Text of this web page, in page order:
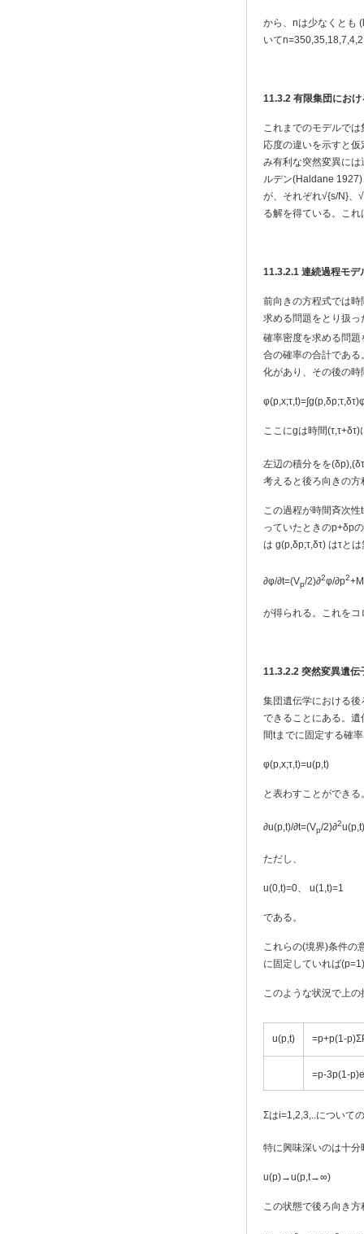
から、nは少なくとも
いて
11.3.2 有限集団にお
これまでのモデルで
応度の違いを示すと
み有利な突然変異に
ルデン(Haldane
が、それぞれ√{s/N}、
る解を得ている。こ
11.3.2.1 連続過程モデ
前向きの方程式では
求める問題をとり扱
確率密度を求める問
合の確率の合計であ
化があり、その後の
ここにgは時間
左辺の積分をを
考えると後ろ向きの
この過程が時間斉次
っていたときのp+δp
は g(p,δp;τ,δτ) はτと
∂φ/∂t=(Vp/2)∂2φ/∂p2+M
が得られる。これを
11.3.2.2 突然変異遺伝
集団遺伝学における
できることにある。
間tまでに固定する確
φ(p,x;τ,t)=u(p,t)
と表わすことができ
∂u(p,t)/∂t=(Vp/2)∂2
ただし、
u(0,t)=0、 u(1,t)=1
である。
これらの(境界)条件の
に固定していれば
このような状況で上
u(p,t) =p+p(1-
=p-3p(1-p)e
Σはi=1,2,3,..について
特に興味深いのは十
u(p)→u(p,t→∞)
この状態で後ろ向き